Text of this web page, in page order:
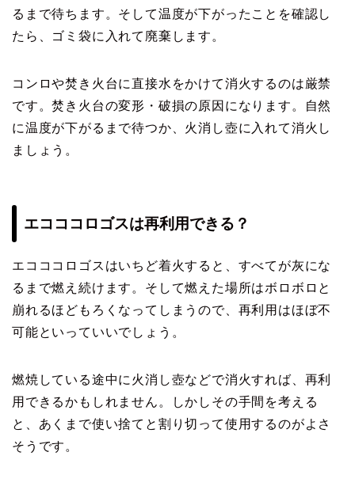
るまで待ちます。そして温度が下がったことを確認し
たら、ゴミ袋に入れて廃棄します。
コンロや焚き火台に直接水をかけて消火するのは厳禁
です。焚き火台の変形・破損の原因になります。自然
に温度が下がるまで待つか、火消し壺に入れて消火し
ましょう。
エコココロゴスは再利用できる？
エコココロゴスはいちど着火すると、すべてが灰にな
るまで燃え続けます。そして燃えた場所はボロボロと
崩れるほどもろくなってしまうので、再利用はほぼ不
可能といっていいでしょう。
燃焼している途中に火消し壺などで消火すれば、再利
用できるかもしれません。しかしその手間を考える
と、あくまで使い捨てと割り切って使用するのがよさ
そうです。